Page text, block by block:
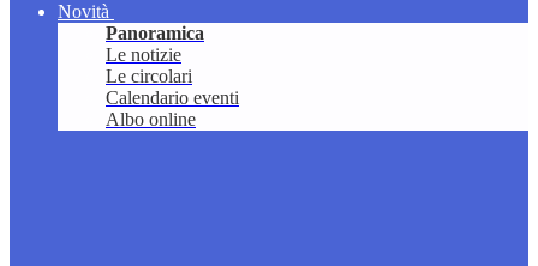
Novità
Panoramica
Le notizie
Le circolari
Calendario eventi
Albo online